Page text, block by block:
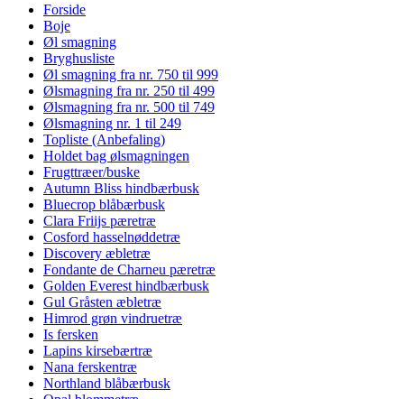
Forside
Boje
Øl smagning
Bryghusliste
Øl smagning fra nr. 750 til 999
Ølsmagning fra nr. 250 til 499
Ølsmagning fra nr. 500 til 749
Ølsmagning nr. 1 til 249
Topliste (Anbefaling)
Holdet bag ølsmagningen
Frugttræer/buske
Autumn Bliss hindbærbusk
Bluecrop blåbærbusk
Clara Friijs pæretræ
Cosford hasselnøddetræ
Discovery æbletræ
Fondante de Charneu pæretræ
Golden Everest hindbærbusk
Gul Gråsten æbletræ
Himrod grøn vindruetræ
Is fersken
Lapins kirsebærtræ
Nana ferskentræ
Northland blåbærbusk